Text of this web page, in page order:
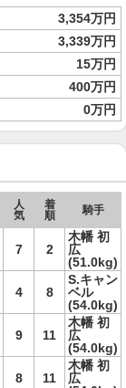
3,354万円
3,339万円
15万円
400万円
0万円
人
気
着
順
騎手
7 2
木幡 初
広
(51.0kg)
4 8
S.キャン
ベル
(54.0kg)
9 11
木幡 初
広
(54.0kg)
8 11
木幡 初
広